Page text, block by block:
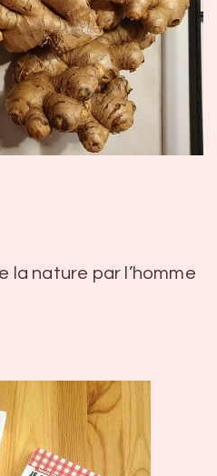
la nature par l’homme